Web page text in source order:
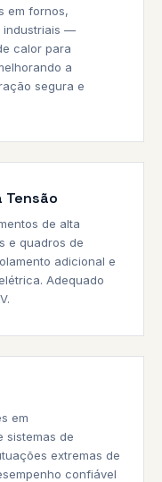
em fornos,
industriais —
calor para
a
segura e
Tensão
de alta
e quadros de
adicional e
Adequado
em
sistemas de
extremas de
confiável